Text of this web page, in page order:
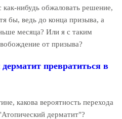
нибудь обжаловать решение,
бы, ведь до конца призыва, а
месяца? Или я с таким
от призыва?
превратиться в
какова вероятность перехода
дерматит"?